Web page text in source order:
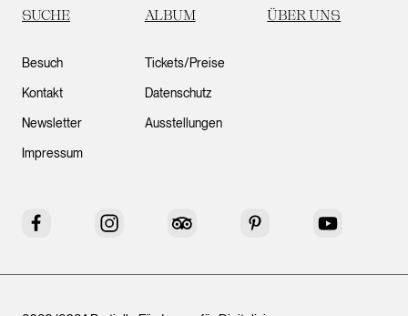
SUCHE ALBUM ÜBER UNS
Besuch
Kontakt
Newsletter
Impressum
Tickets/Preise
Datenschutz
Ausstellungen
Facebook Instagram Tripadvisor Pinterest YouTube